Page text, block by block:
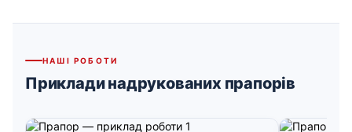
НАШІ РОБОТИ
Приклади надрукованих прапорів